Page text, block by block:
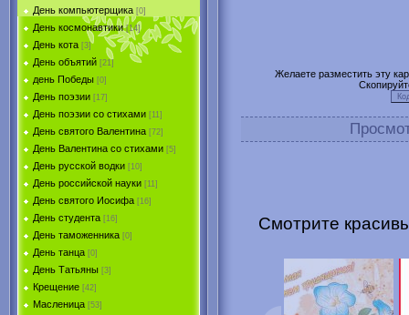
День компьютерщика [0]
День космонавтики [14]
День кота [3]
День объятий [21]
день Победы [0]
День поэзии [17]
День поэзии со стихами [11]
День святого Валентина [72]
День Валентина со стихами [5]
День русской водки [10]
День российской науки [11]
День святого Иосифа [16]
День студента [16]
День таможенника [0]
День танца [0]
День Татьяны [3]
Крещение [42]
Масленица [53]
Желаете разместить эту
Смотрите